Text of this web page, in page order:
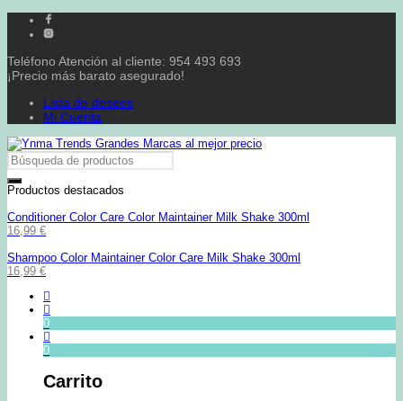
Teléfono Atención al cliente: 954 493 693
¡Precio más barato asegurado!
Lista de deseos
Mi Cuenta
Productos destacados
Conditioner Color Care Color Maintainer Milk Shake 300ml
16,99 €
Shampoo Color Maintainer Color Care Milk Shake 300ml
16,99 €
0
0
Carrito